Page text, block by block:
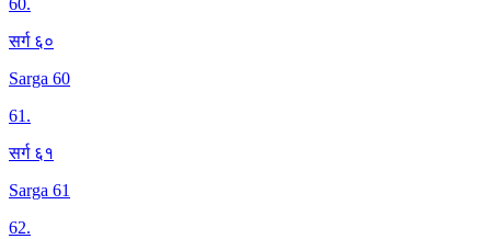
60.
सर्ग ६०
Sarga 60
61.
सर्ग ६१
Sarga 61
62.